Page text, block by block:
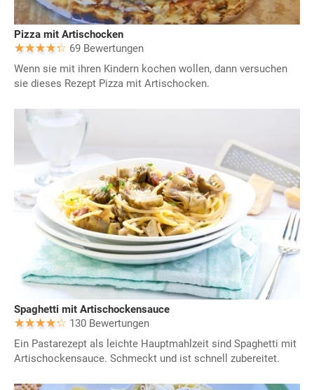
Pizza mit Artischocken
69 Bewertungen
Wenn sie mit ihren Kindern kochen wollen, dann versuchen
sie dieses Rezept Pizza mit Artischocken.
Spaghetti mit Artischockensauce
130 Bewertungen
Ein Pastarezept als leichte Hauptmahlzeit sind Spaghetti mit
Artischockensauce. Schmeckt und ist schnell zubereitet.